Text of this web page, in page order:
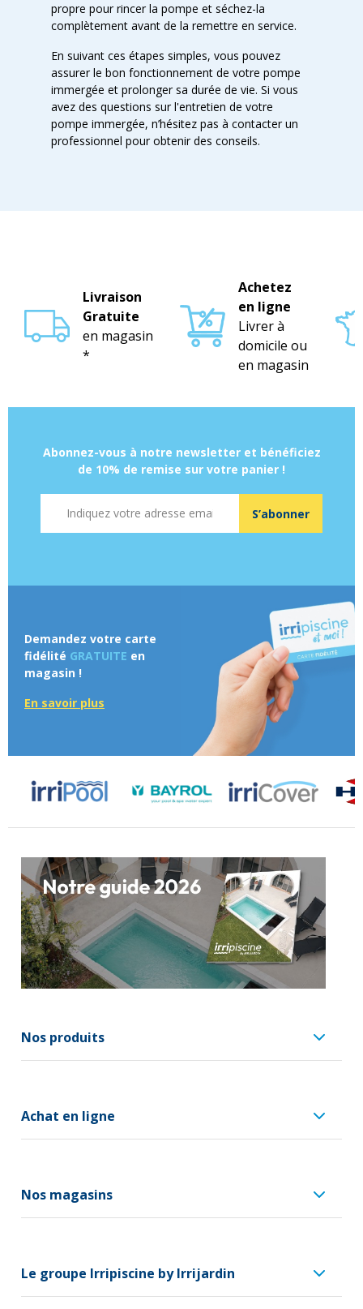
propre pour rincer la pompe et séchez-la
complètement avant de la remettre en service.
En suivant ces étapes simples, vous pouvez
assurer le bon fonctionnement de votre pompe
immergée et prolonger sa durée de vie. Si vous
avez des questions sur l'entretien de votre
pompe immergée, n’hésitez pas à contacter un
professionnel pour obtenir des conseils.
Livraison
Gratuite
en magasin
*
Achetez
en ligne
Livrer à
domicile ou
en magasin
Abonnez-vous à notre newsletter et bénéficiez
de 10% de remise sur votre panier !
S’abonner
Demandez votre carte
fidélité GRATUITE en
magasin !
En savoir plus
Nos produits
Achat en ligne
Nos magasins
Le groupe Irripiscine by Irrijardin